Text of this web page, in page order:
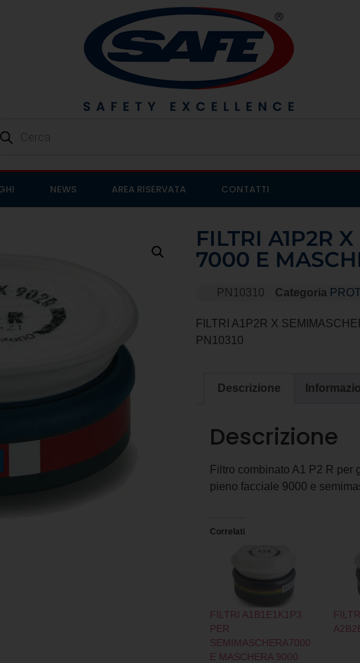
NEWS AREA RISERVATA CONTATTI
FILTRI A1P2R
7000 E
PN10310 Categoria
FILTRI A1P2R X
PN10310
Descrizione
Descrizione
Filtro combinato A1 P2 R per
pieno facciale 9000 e
Correlati
FILTRI A1B1E1K1P3
PER
SEMIMASCHERA7000
E MASCHERA 9000